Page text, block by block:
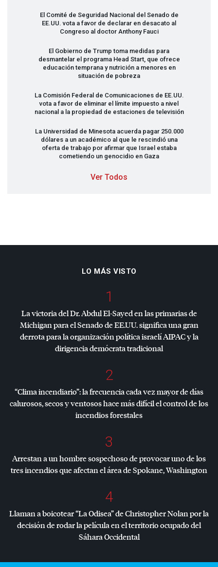
El Comité de Seguridad Nacional del Senado de
EE.UU. vota a favor de declarar en desacato al
Congreso al doctor Anthony Fauci
El Gobierno de Trump toma medidas para
desmantelar el programa Head Start, que ofrece
educación temprana y nutrición a menores en
situación de pobreza
La Comisión Federal de Comunicaciones de EE.UU.
vota a favor de eliminar el límite impuesto a nivel
nacional a la propiedad de estaciones de televisión
La Universidad de Minesota acuerda pagar 250.000
dólares a un académico al que le rescindió una
oferta de trabajo por afirmar que Israel estaba
cometiendo un genocidio en Gaza
Ver Todos
LO MÁS VISTO
1
La victoria del Dr. Abdul El-Sayed en las primarias de
Michigan para el Senado de EE.UU. significa una gran
derrota para la organización política israelíAIPACy la
dirigencia demócrata tradicional
2
“Clima incendiario”: la frecuencia cada vez mayor de días
calurosos, secos y ventosos hace más difícil el control de los
incendios forestales
3
Arrestan a un hombre sospechoso de provocar uno de los
tres incendios que afectan el área de Spokane, Washington
4
Llaman a boicotear “La Odisea” de Christopher Nolan por la
decisión de rodar la película en el territorio ocupado del
Sáhara Occidental